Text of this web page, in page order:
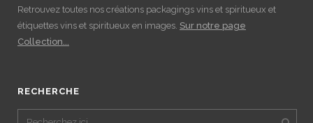
Retrouvez toutes nos créations packagings vins et spiritueux et
étiquettes vins et spiritueux en images. Sur notre page
Collection...
RECHERCHE